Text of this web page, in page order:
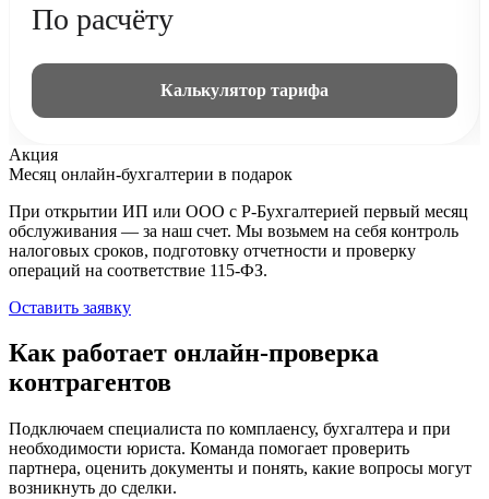
По расчёту
Калькулятор тарифа
Акция
Месяц онлайн-бухгалтерии в подарок
При открытии ИП или ООО с Р-Бухгалтерией первый месяц
обслуживания — за наш счет. Мы возьмем на себя контроль
налоговых сроков, подготовку отчетности и проверку
операций на соответствие 115-ФЗ.
Оставить заявку
Как работает онлайн-проверка
контрагентов
Подключаем специалиста по комплаенсу, бухгалтера и при
необходимости юриста. Команда помогает проверить
партнера, оценить документы и понять, какие вопросы могут
возникнуть до сделки.